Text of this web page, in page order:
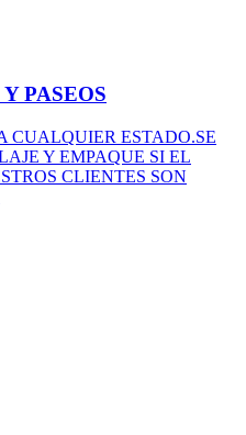
PASEOS
CUALQUIER ESTADO.SE
Y EMPAQUE SI EL
CLIENTES SON